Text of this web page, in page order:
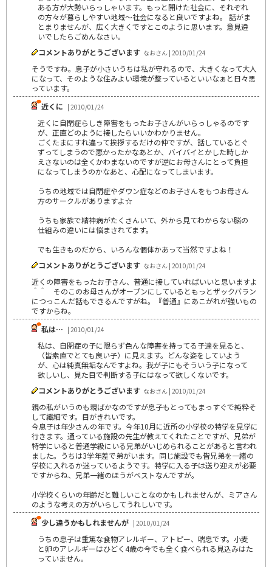
ある方が大勢いらっしゃいます。もっと開けた社会に、それぞれ
の方々が暮らしやすい地域～社会になると良いですよね。 話がま
とまりませんが、広く大きくですとこのように思います。意見違
いでしたらごめんなさい。
コメントありがとうございます なおさん | 2010/01/24
そうですね。息子が小さいうちは私が守れるので、大きくなって大人
になって、そのような住みよい環境が整っているといいなぁと日々思
っています。
近くに | 2010/01/24
近くに自閉症らしき障害をもったお子さんがいらっしゃるのです
が、正直どのように接したらいいかわかりません。
ごくたまにすれ違って挨拶するだけの仲ですが、話しているとぐ
ずってしまうので悪かったかなあとか、バイバイとかした時しか
えさないのは全くかわまないのですが逆にお母さんにとって負担
になってしまうのかなあと、心配になってしまいます。
うちの地域では自閉症やダウン症などのお子さんをもつお母さん
方のサークルがありますよ☆
うちも家族で精神病がたくさんいて、外から見てわからない脳の
仕組みの違いには悩まされてます。
でも生きものだから、いろんな個体かあって当然ですよね！
コメントありがとうございます なおさん | 2010/01/24
近くの障害をもったお子さん、普通に接していればいいと思いますよ
＾＾ そのこのお母さんがオープンにしているともっとザックバラン
につっこんだ話もできるんですがね。『普通』にあこがれが強いもの
ですからね。
私は… | 2010/01/24
私は、自閉症の子に限らず色んな障害を持ってる子達を見ると、
（皆素直でとても良い子）に見えます。どんな姿をしていよう
が、心は純真無垢なんですよね。我が子にもそういう子になって
欲しいし、見た目で判断する子にはなって欲しくないです。
コメントありがとうございます なおさん | 2010/01/24
親の私がいうのも親ばかなのですが息子もとってもまっすぐで純粋そ
して繊細です。目がきれいです。
今息子は年少さんの年です。今年10月に近所の小学校の特学を見学に
行きます。通っている施設の先生が教えてくれたことですが、兄弟が
特学にいると普通学級にいる兄弟がいじめられることがあると言われ
ました。うちは3学年差で弟がいます。同じ施設でも皆兄弟を一緒の
学校に入れるか迷っているようです。特学に入る子は送り迎えが必要
ですからね、兄弟一緒のほうがベストなんですが。
小学校くらいの年齢だと難しいことなのかもしれませんが、ミアさん
のような考えの方がいらしてうれしいです。
少し違うかもしれませんが | 2010/01/24
うちの息子は重篤な食物アレルギー、アトピー、喘息です。小麦
と卵のアレルギーはひどく4歳の今でも全く食べられる見込みはた
っていません。